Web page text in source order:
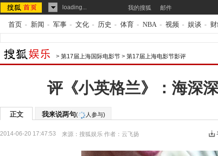
loading... 我的搜狐 邮件
首页 - 新闻 - 军事 - 文化 - 历史 - 体育 - NBA - 视频 - 娱谈 -
> 第17届上海国际电影节 > 第17届上海电影节影评
评《小英格兰》：海深
正文 我来说两句( 人参与)
2014-06-20 17:47:53 来源： 搜狐娱乐 作者：云飞扬